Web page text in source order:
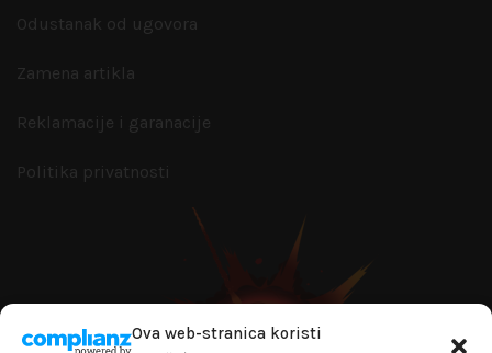
Ova web-stranica koristi
Odustanak od ugovora
Zamena artikla
Reklamacije i garanacije
Politika privatnosti